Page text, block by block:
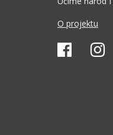
O projektu